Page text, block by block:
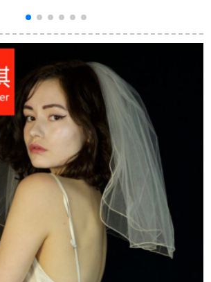
ススウェルディー新
婦結婚オフロールダ
イン中袖大き目のサ
イズス女白色ローリ
ング+三点セットXL
タイプのロングトレ
ニープリンセスドリ
ーム宮廷シンプV襟长
袖新婦外出纱女ロン
グー＋モデル同じス
帽子ケープM